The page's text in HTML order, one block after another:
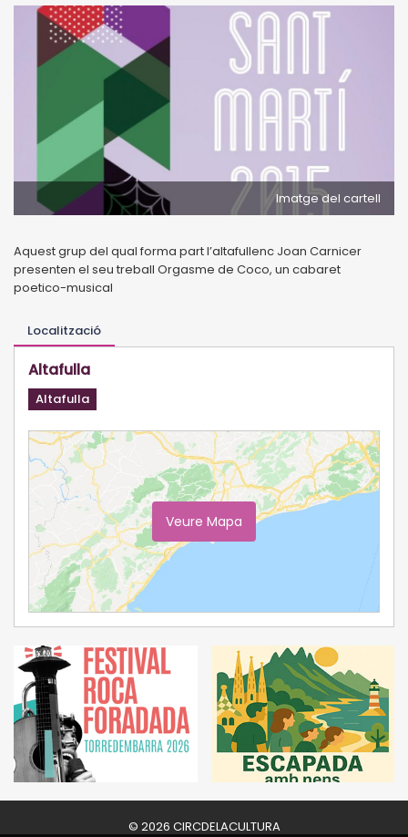
Imatge del cartell
Aquest grup del qual forma part l’altafullenc Joan Carnicer
presenten el seu treball Orgasme de Coco, un cabaret
poetico-musical
Localització
Altafulla
Altafulla
Veure Mapa
© 2026 CIRCDELACULTURA